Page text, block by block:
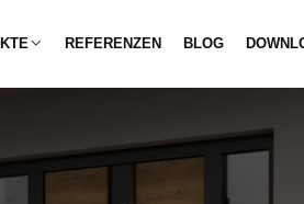
REFERENZEN BLOG